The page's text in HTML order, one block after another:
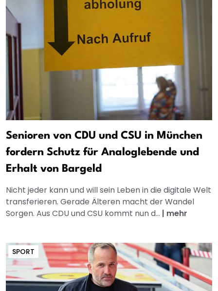
Senioren von CDU und CSU in München
fordern Schutz für Analoglebende und
Erhalt von Bargeld
Nicht jeder kann und will sein Leben in die digitale Welt
transferieren. Gerade Älteren macht der Wandel
Sorgen. Aus CDU und CSU kommt nun d... | mehr
SPORT